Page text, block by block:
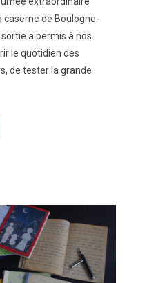
caserne de Boulogne-
a permis à nos
le quotidien des
de tester la grande